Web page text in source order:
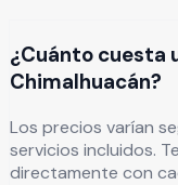
¿Cuánto cuesta
Chimalhuacán?
Los precios varían
servicios incluidos.
directamente con